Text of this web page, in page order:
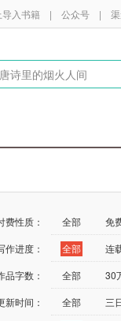
导入书籍 | 公众号 |
费性质： 全部
免
作进度：
全部
连
品字数：
全部
30
新时间：
全部
三